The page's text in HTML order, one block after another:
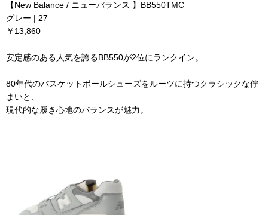
【New Balance / ニューバランス 】BB550TMC
グレー | 27
￥13,860
安定感のある人気を誇るBB550が2位にランクイン。
80年代のバスケットボールシューズをルーツに持つクラシックな佇
まいと、
現代的な履き心地のバランスが魅力。